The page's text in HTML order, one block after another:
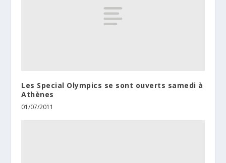
Les Special Olympics se sont ouverts samedi à
Athènes
01/07/2011